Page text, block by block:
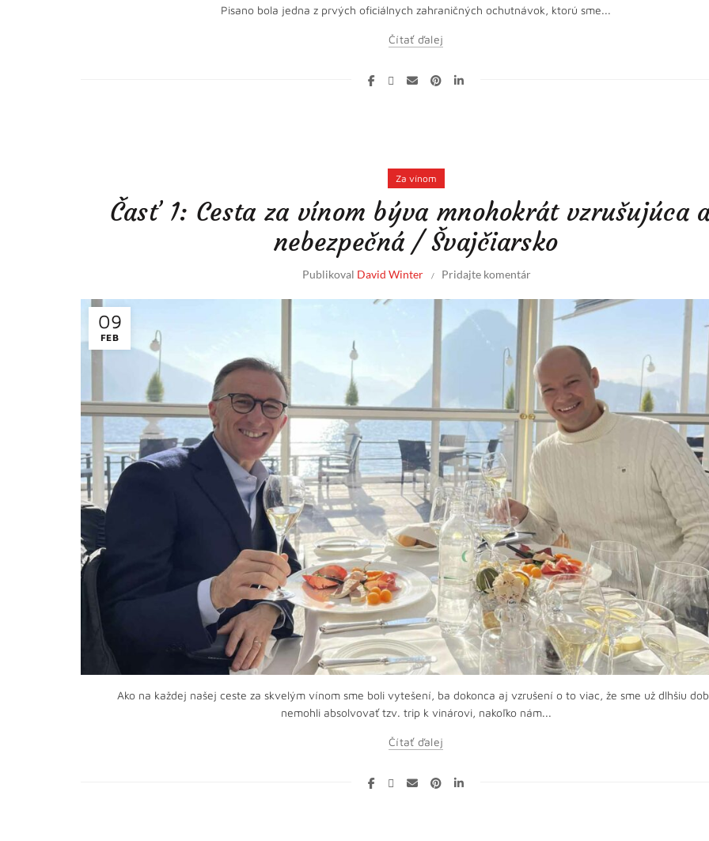
Pisano bola jedna z prvých oficiálnych zahraničných ochutnávok, ktorú sme...
Čítať ďalej
Za vínom
Časť 1: Cesta za vínom býva mnohokrát vzrušujúca
nebezpečná / Švajčiarsko
Publikoval David Winter Pridajte komentár
09
FEB
Ako na každej našej ceste za skvelým vínom sme boli vytešení, ba dokonca aj vzrušení o to viac, že sme už dlhšiu
nemohli absolvovať tzv. trip k vinárovi, nakoľko nám...
Čítať ďalej